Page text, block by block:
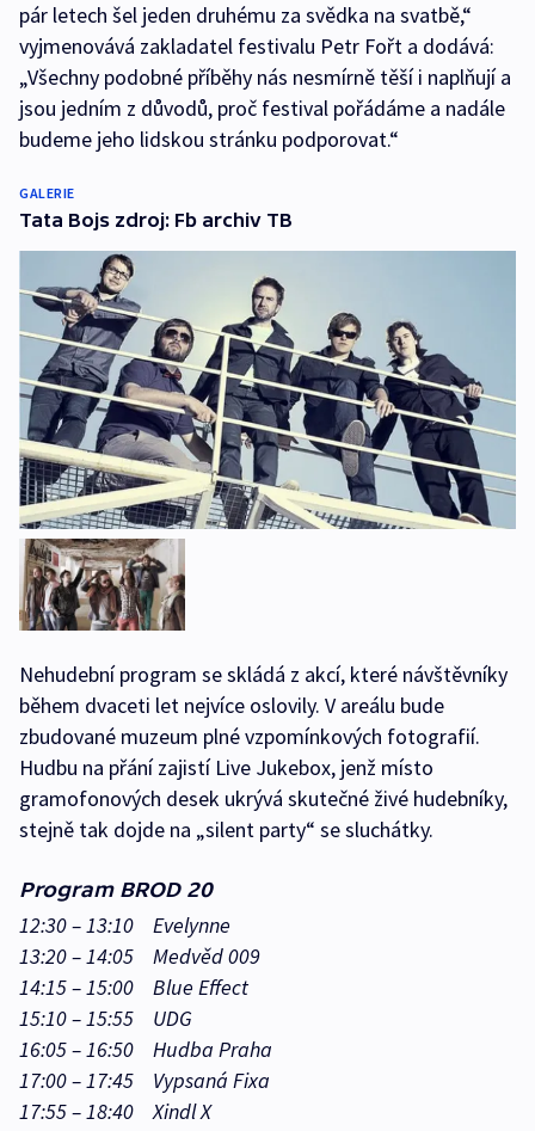
pár letech šel jeden druhému za svědka na svatbě,“
vyjmenovává zakladatel festivalu Petr Fořt a dodává:
„Všechny podobné příběhy nás nesmírně těší i naplňují a
jsou jedním z důvodů, proč festival pořádáme a nadále
budeme jeho lidskou stránku podporovat.“
GALERIE
Tata Bojs zdroj: Fb archiv TB
Nehudební program se skládá z akcí, které návštěvníky
během dvaceti let nejvíce oslovily. V areálu bude
zbudované muzeum plné vzpomínkových fotografií.
Hudbu na přání zajistí Live Jukebox, jenž místo
gramofonových desek ukrývá skutečné živé hudebníky,
stejně tak dojde na „silent party“ se sluchátky.
Program BROD 20
12:30 – 13:10 Evelynne
13:20 – 14:05 Medvěd 009
14:15 – 15:00 Blue Effect
15:10 – 15:55 UDG
16:05 – 16:50 Hudba Praha
17:00 – 17:45 Vypsaná Fixa
17:55 – 18:40 Xindl X